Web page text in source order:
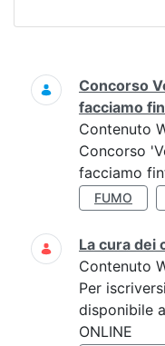
Ricerca
Concorso
facciamo
Contenuto
Concorso
facciamo
FUMO
La cura dei
Contenuto
Per
disponibile
ONLINE